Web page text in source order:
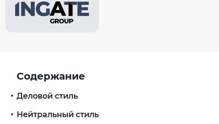
Содержание
Деловой стиль
Нейтральный стиль